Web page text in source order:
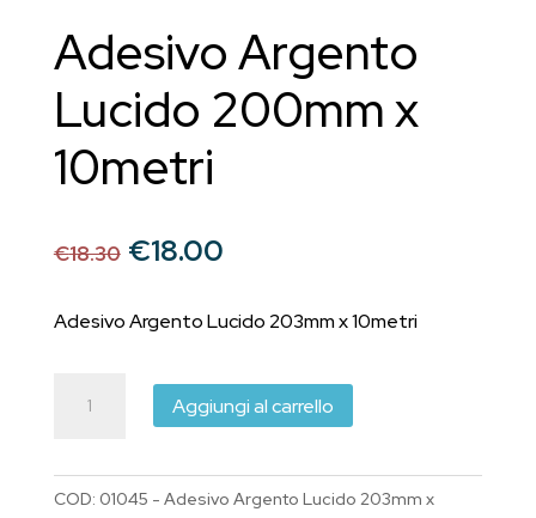
Adesivo Argento
Lucido 200mm x
10metri
€18.30 Il
originale
era:
€18.30.
€18.00Il
attuale
€18.00.
Adesivo Argento Lucido 203mm x 10metri
Argento
200mm
Aggiungi al carrello
COD: 01045 - Adesivo Argento Lucido 203mm x